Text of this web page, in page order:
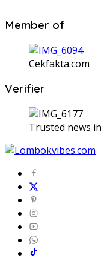
Member of
Cekfakta.com
Verifier
Trusted news